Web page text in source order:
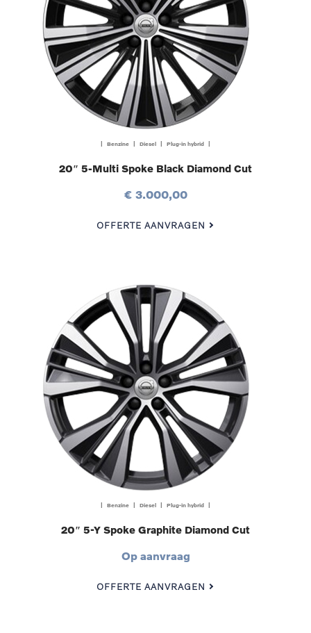
| Benzine | Diesel | Plug-in hybrid |
20″ 5-Multi Spoke Black Diamond Cut
€ 3.000,00
OFFERTE AANVRAGEN
| Benzine | Diesel | Plug-in hybrid |
20″ 5-Y Spoke Graphite Diamond Cut
Op aanvraag
OFFERTE AANVRAGEN